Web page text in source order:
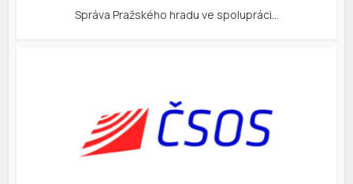
Správa Pražského hradu ve spolupráci…